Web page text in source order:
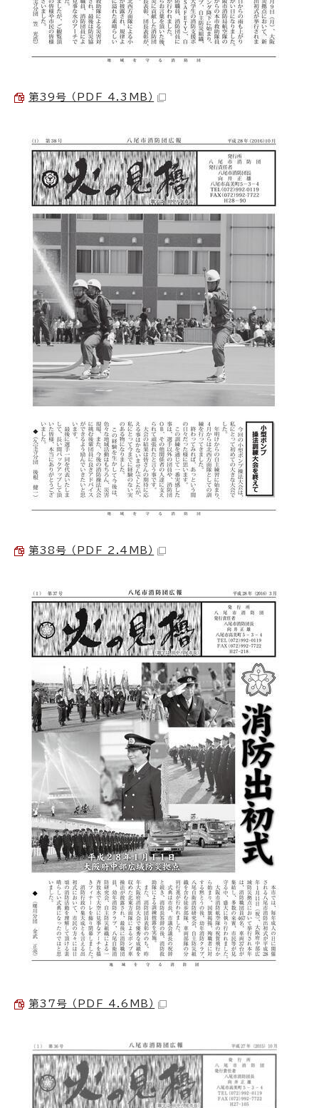
第39号 （PDF 4.3MB）
第38号 （PDF 2.4MB）
第37号 （PDF 4.6MB）